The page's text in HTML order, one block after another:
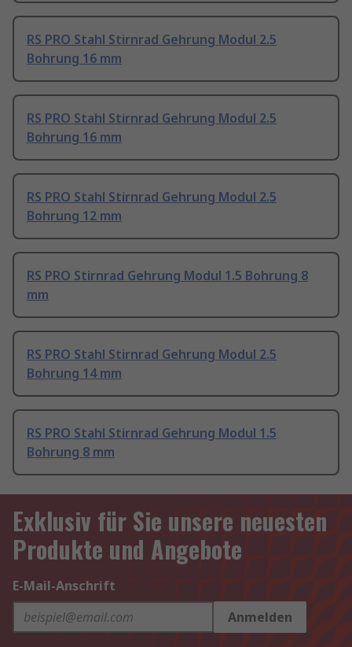
RS PRO Stahl Stirnrad Gehrung Modul 2.5
Bohrung 16 mm
RS PRO Stahl Stirnrad Gehrung Modul 2.5
Bohrung 16 mm
RS PRO Stahl Stirnrad Gehrung Modul 2.5
Bohrung 12 mm
RS PRO Stirnrad Gehrung Modul 1.5 Bohrung 8
mm
RS PRO Stahl Stirnrad Gehrung Modul 2.5
Bohrung 14 mm
RS PRO Stahl Stirnrad Gehrung Modul 1.5
Bohrung 8 mm
Exklusiv für Sie unsere neuesten
Produkte und Angebote
E-Mail-Anschrift
Anmelden